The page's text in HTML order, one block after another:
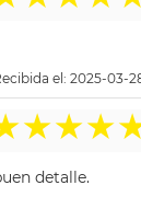
el: 2025-03-
★★★
detalle.